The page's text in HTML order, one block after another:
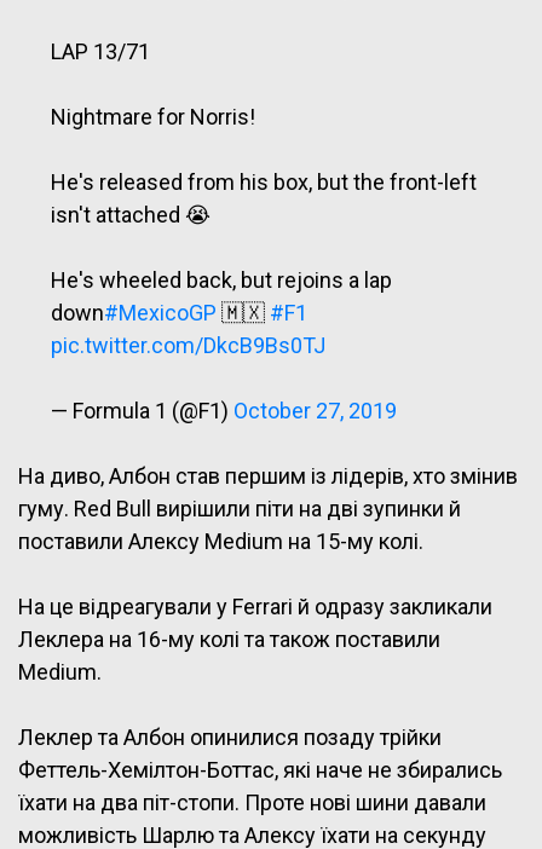
LAP 13/71
Nightmare for Norris!
He's released from his box, but the front-left
isn't attached 😭
He's wheeled back, but rejoins a lap
down#MexicoGP 🇲🇽 #F1
pic.twitter.com/DkcB9Bs0TJ
— Formula 1 (@F1) October 27, 2019
На диво, Албон став першим із лідерів, хто змінив
гуму. Red Bull вирішили піти на дві зупинки й
поставили Алексу Medium на 15-му колі.
На це відреагували у Ferrari й одразу закликали
Леклера на 16-му колі та також поставили
Medium.
Леклер та Албон опинилися позаду трійки
Феттель-Хемілтон-Боттас, які наче не збирались
їхати на два піт-стопи. Проте нові шини давали
можливість Шарлю та Алексу їхати на секунду